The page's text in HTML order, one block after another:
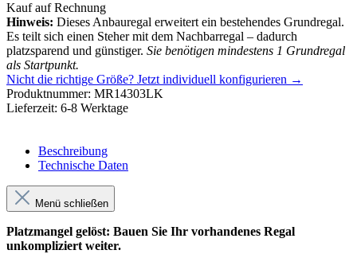
Kauf auf Rechnung
Hinweis: Dieses Anbauregal erweitert ein bestehendes Grundregal.
Es teilt sich einen Steher mit dem Nachbarregal – dadurch
platzsparend und günstiger. Sie benötigen mindestens 1 Grundregal
als Startpunkt.
Nicht die richtige Größe? Jetzt individuell konfigurieren →
Produktnummer: MR14303LK
Lieferzeit: 6-8 Werktage
Beschreibung
Technische Daten
Menü schließen
Platzmangel gelöst: Bauen Sie Ihr vorhandenes Regal
unkompliziert weiter.